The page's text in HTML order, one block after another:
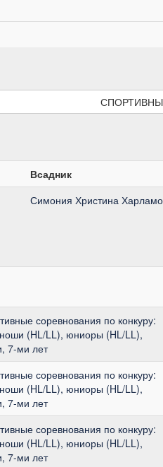
Всадник
Симония Христина
соревнования по конкуру:
(HL/LL), юниоры (HL/LL),
7-ми лет
соревнования по конкуру:
(HL/LL), юниоры (HL/LL),
7-ми лет
соревнования по конкуру:
(HL/LL), юниоры (HL/LL),
7-ми лет